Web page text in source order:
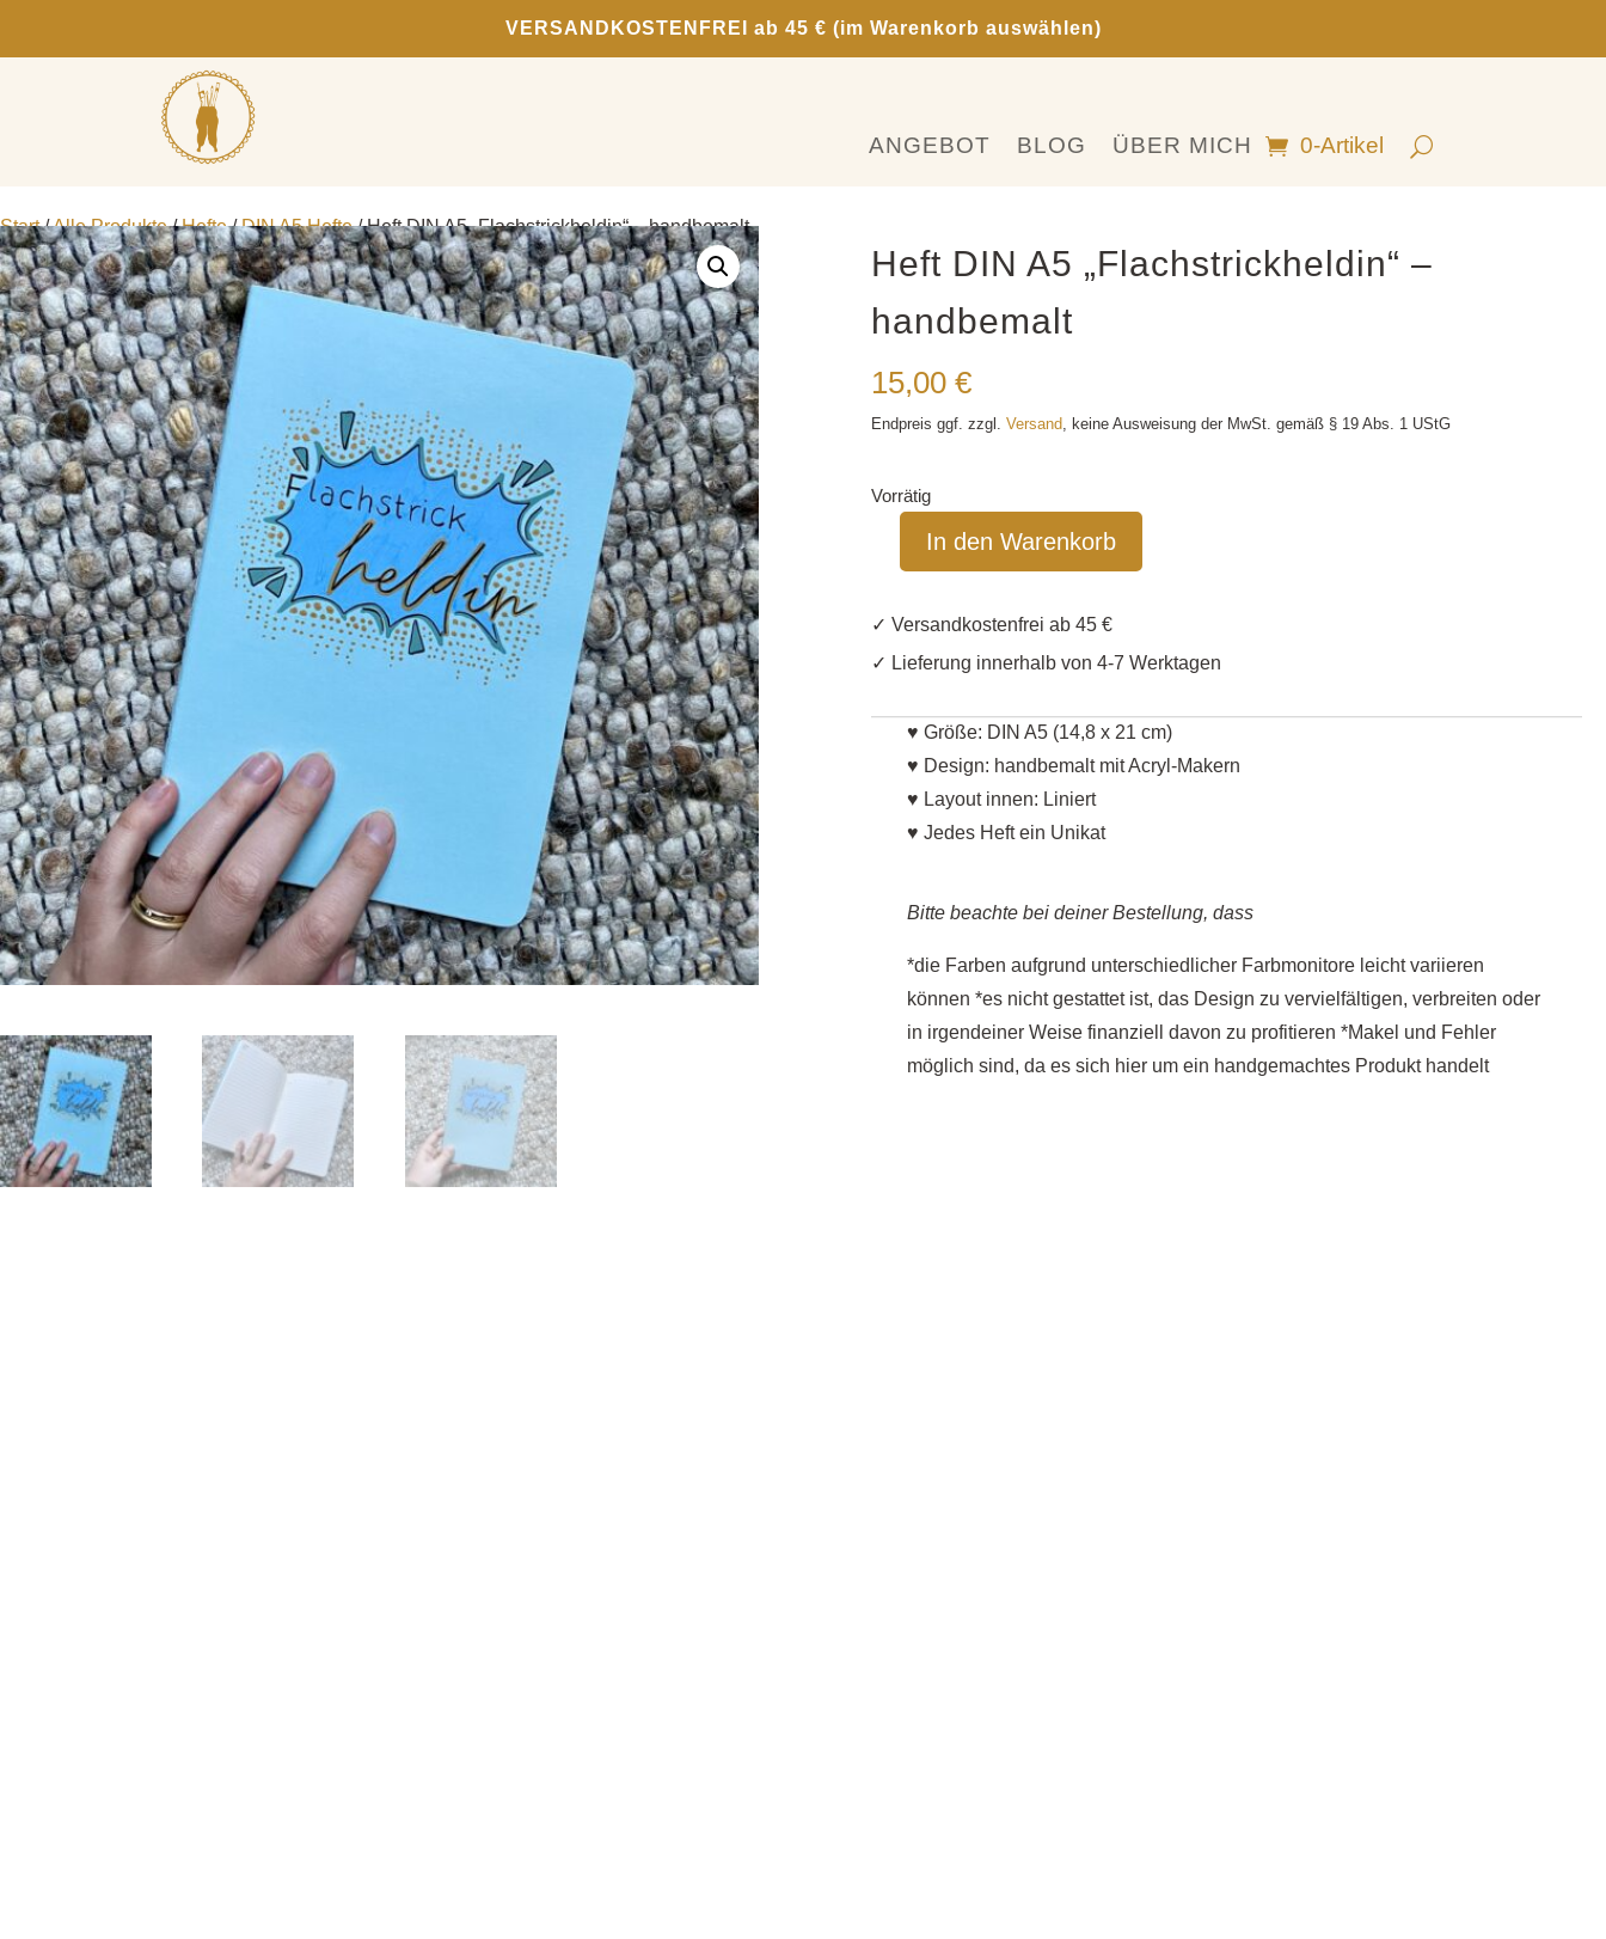
VERSANDKOSTENFREI ab 45 € (im Warenkorb auswählen)
ANGEBOT BLOG ÜBER MICH 0-Artikel
Start/Alle Produkte/Hefte/DIN A5 Hefte/ Heft DIN A5 „Flachstrickheldin“ – handbemalt
Heft DIN A5 „Flachstrickheldin“ –
handbemalt
15,00 €
Endpreis ggf. zzgl. Versand, keine Ausweisung der MwSt. gemäß § 19 Abs. 1 UStG
Vorrätig
A5
-
Menge
In den Warenkorb
✓ Versandkostenfrei ab 45 €
✓ Lieferung innerhalb von 4-7 Werktagen
♥ Größe: DIN A5 (14,8 x 21 cm)
♥ Design: handbemalt mit Acryl-Makern
♥ Layout innen: Liniert
♥ Jedes Heft ein Unikat
Bitte beachte bei deiner Bestellung, dass
*die Farben aufgrund unterschiedlicher Farbmonitore leicht variieren
können *es nicht gestattet ist, das Design zu vervielfältigen, verbreiten oder
in irgendeiner Weise finanziell davon zu profitieren *Makel und Fehler
möglich sind, da es sich hier um ein handgemachtes Produkt handelt